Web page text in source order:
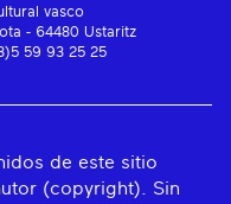
vasco
- 64480 Ustaritz
59 93 25 25
de este sitio
(copyright). Sin